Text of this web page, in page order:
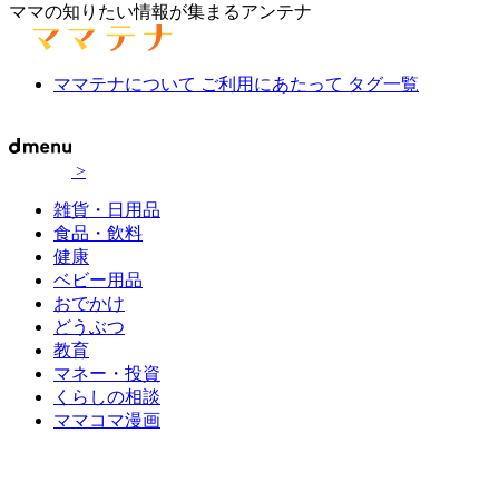
ママの知りたい情報が集まるアンテナ
ママテナについて ご利用にあたって タグ一覧
>
雑貨・日用品
食品・飲料
健康
ベビー用品
おでかけ
どうぶつ
教育
マネー・投資
くらしの相談
ママコマ漫画